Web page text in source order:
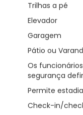
Trilhas a pé
Elevador
Garagem
Pátio ou
Os
segurança
Permite
Check-in/